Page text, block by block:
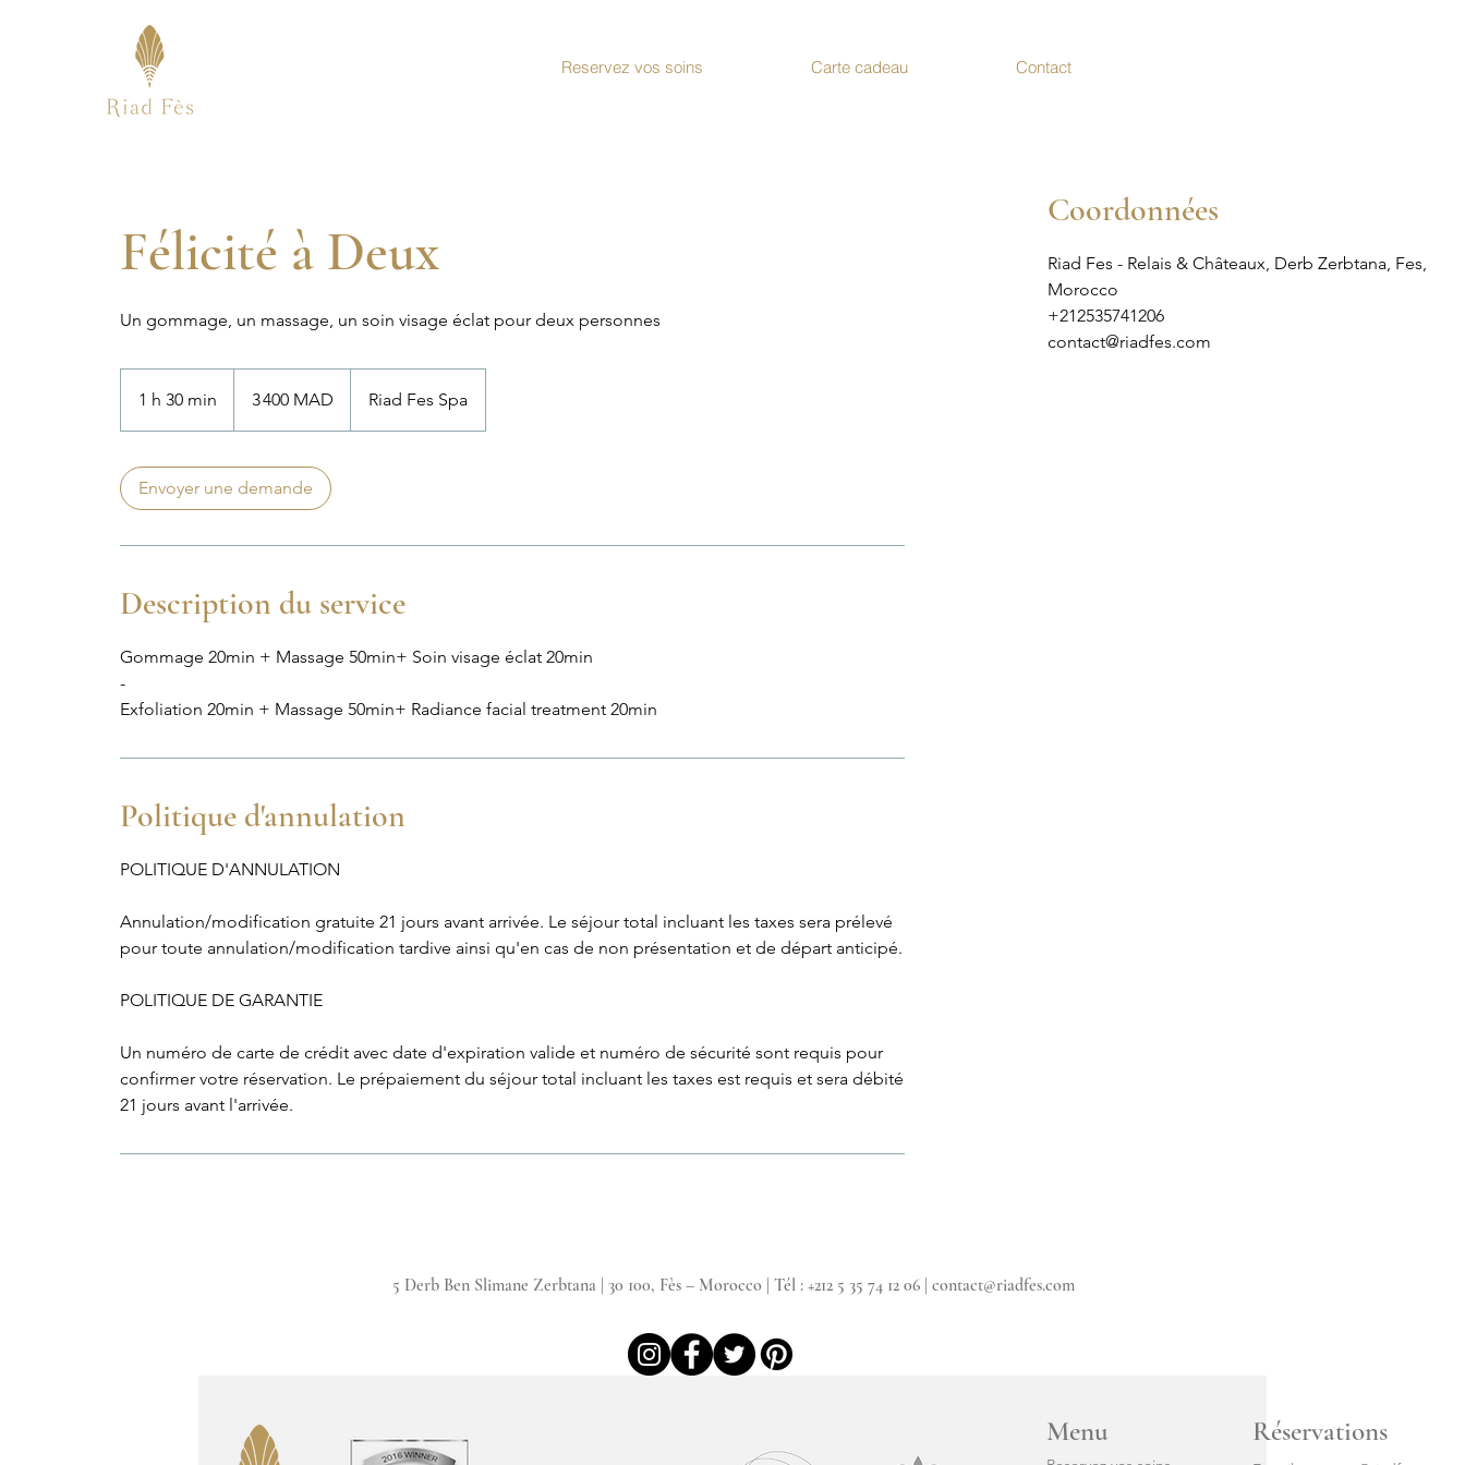
Reservez vos soins Carte cadeau Contact
Félicité à Deux
Un gommage, un massage, un soin visage éclat pour deux personnes
1 h 30 min
3
i
marocains
3 400 MAD Riad Fes Spa
Envoyer une demande
Description du service
Gommage 20min + Massage 50min+ Soin visage éclat 20min
-
Exfoliation 20min + Massage 50min+ Radiance facial treatment 20min
Politique d'annulation
POLITIQUE D'ANNULATION
Annulation/modification gratuite 21 jours avant arrivée. Le séjour total incluant les taxes sera prélevé
pour toute annulation/modification tardive ainsi qu'en cas de non présentation et de départ anticipé.
POLITIQUE DE GARANTIE
Un numéro de carte de crédit avec date d'expiration valide et numéro de sécurité sont requis pour
confirmer votre réservation. Le prépaiement du séjour total incluant les taxes est requis et sera débité
21 jours avant l'arrivée.
Coordonnées
Riad Fes - Relais & Châteaux, Derb Zerbtana, Fes,
Morocco
+212535741206
contact@riadfes.com
5 Derb Ben Slimane Zerbtana | 30 100, Fès – Morocco | Tél : +212 5 35 74 12 06 contact@riadfes.com
Menu Réservations